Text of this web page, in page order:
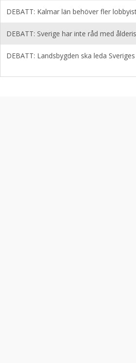
DEBATT: Kalmar län behöver fler
DEBATT: Sverige har inte råd med
DEBATT: Landsbygden ska leda